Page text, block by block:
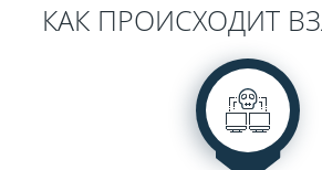
КАК ПРОИСХОДИТ